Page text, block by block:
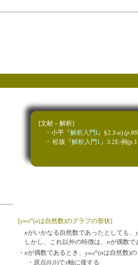
[文献－解析]
・小平『解析入門I 』§2.3-a) (p.
・ 松坂『解析入門1 』3.2E-例
[y=xn(aは自然数)のグラフの形状]
nがいかなる自然数であったとしても、
しかし、これ以外の特徴は、 nが偶数で
・ nが偶数であるとき、 y=xn(nは自然数)の
・原点(0,0)でx軸に接する